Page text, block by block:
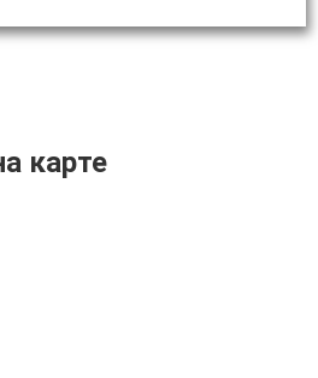
карте